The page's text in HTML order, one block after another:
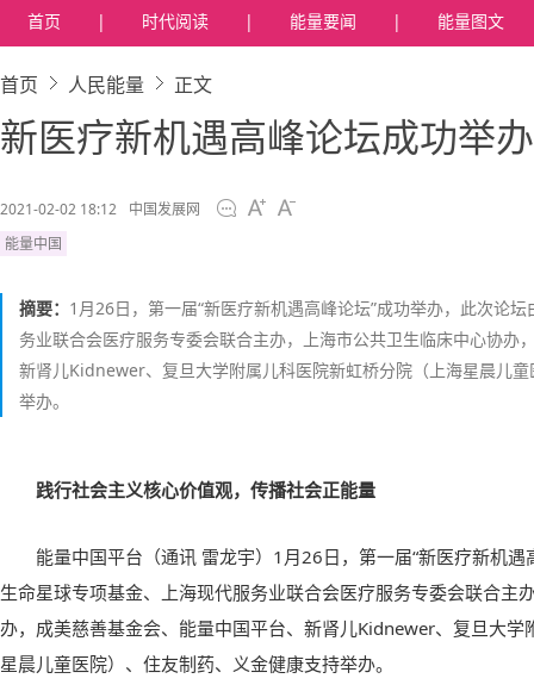
首页 | 时代阅读 | 能量要闻 | 能量图文
首页 人民能量 正文
新医疗新机遇高峰论坛成功举办
2021-02-02 18:12
中国发展网
能量中国
摘要： 1月26日，第一届“新医疗新机遇高峰论坛”成功举办，此次论
务业联合会医疗服务专委会联合主办，上海市公共卫生临床中心协办
新肾儿Kidnewer、复旦大学附属儿科医院新虹桥分院（上海星晨儿
举办。
践行社会主义核心价值观，传播社会正能量
能量中国平台（通讯 雷龙宇）1月26日，第一届“新医疗新机
生命星球专项基金、上海现代服务业联合会医疗服务专委会联合主
办，成美慈善基金会、能量中国平台、新肾儿Kidnewer、复旦大学
星晨儿童医院）、住友制药、义金健康支持举办。